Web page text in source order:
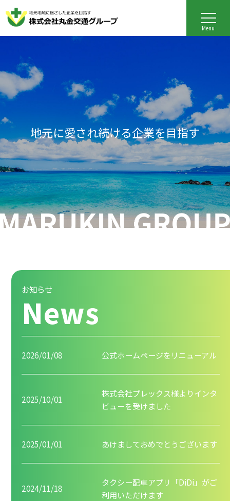
Menu
地元に愛され続ける企業を目指す
お知らせ
News
2026/01/08 公式ホームページをリニューアル
2025/10/01
株式会社プレックス様よりインタ
ビューを受けました
2025/01/01 あけましておめでとうございます
2024/11/18
タクシー配車アプリ「DiDi」がご
利用いただけます